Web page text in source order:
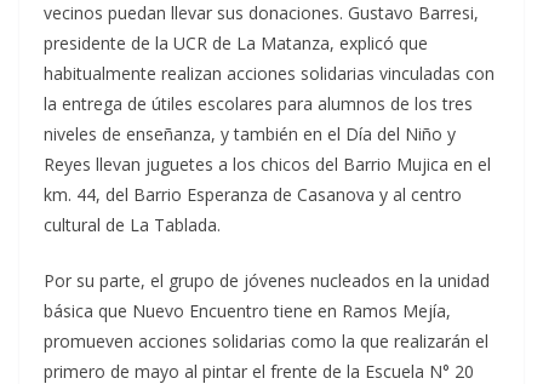
vecinos puedan llevar sus donaciones. Gustavo Barresi,
presidente de la UCR de La Matanza, explicó que
habitualmente realizan acciones solidarias vinculadas con
la entrega de útiles escolares para alumnos de los tres
niveles de enseñanza, y también en el Día del Niño y
Reyes llevan juguetes a los chicos del Barrio Mujica en el
km. 44, del Barrio Esperanza de Casanova y al centro
cultural de La Tablada.
Por su parte, el grupo de jóvenes nucleados en la unidad
básica que Nuevo Encuentro tiene en Ramos Mejía,
promueven acciones solidarias como la que realizarán el
primero de mayo al pintar el frente de la Escuela N° 20